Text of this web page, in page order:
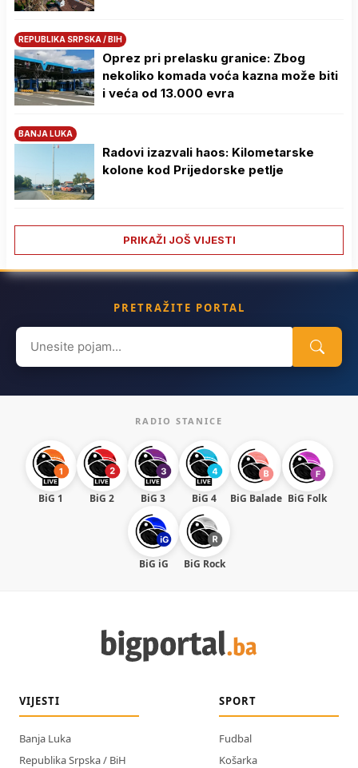
REPUBLIKA SRPSKA / BIH
Oprez pri prelasku granice: Zbog
nekoliko komada voća kazna može biti
i veća od 13.000 evra
BANJA LUKA
Radovi izazvali haos: Kilometarske
kolone kod Prijedorske petlje
PRIKAŽI JOŠ VIJESTI
PRETRAŽITE PORTAL
Search
for:
RADIO STANICE
BiG 1 BiG 2 BiG 3 BiG 4 BiG Balade BiG Folk
BiG iG BiG Rock
VIJESTI
Banja Luka
Republika Srpska / BiH
SPORT
Fudbal
Košarka